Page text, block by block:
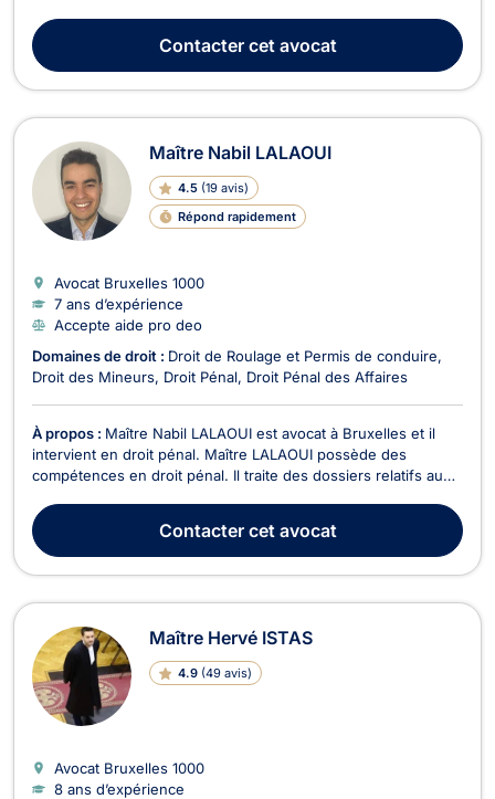
accompagne ses clients avec bienveillance, écoute, rigueur, et
efficacité, afin de propos...
Contactercet avocat
Maître Nabil LALAOUI
4.5 (19 avis)
Répond rapidement
Avocat Bruxelles 1000
7 ans d’expérience
Accepte aide pro deo
Domaines de droit : Droit de Roulage et Permis de conduire
Droit des Mineurs Droit Pénal Droit Pénal des Affaires
À propos : Maître Nabil LALAOUI est avocat à Bruxelles et il
intervient en droit pénal. Maître LALAOUI possède des
compétences en droit pénal. Il traite des dossiers relatifs au
procédure devant les différentes juridictions : juge
d’instruction, tribunal de police, Cour d’assis...
Contactercet avocat
Maître Hervé ISTAS
4.9 (49 avis)
Avocat Bruxelles 1000
8 ans d’expérience